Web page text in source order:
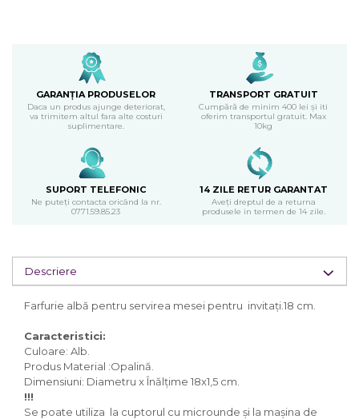
GARANȚIA PRODUSELOR
Daca un produs ajunge deteriorat,
va trimitem altul fara alte costuri
suplimentare.
TRANSPORT GRATUIT
Cumpără de minim 400 lei și iti
oferim transportul gratuit. Max
10kg
SUPORT TELEFONIC
Ne puteți contacta oricând la nr.
0771.59.85.23
14 ZILE RETUR GARANTAT
Aveți dreptul de a returna
produsele in termen de 14 zile.
Descriere
Farfurie albă pentru servirea mesei pentru invitați.18 cm.
Caracteristici:
Culoare: Alb.
Produs Material :Opalină.
Dimensiuni: Diametru x Înălțime 18x1,5 cm.
!!!
Se poate utiliza la cuptorul cu microunde și la mașina de